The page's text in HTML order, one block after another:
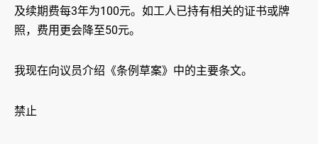
及续期费每3年为100元。如工人已持有相关的证书或牌
照，费用更会降至50元。
我现在向议员介绍《条例草案》中的主要条文。
禁止